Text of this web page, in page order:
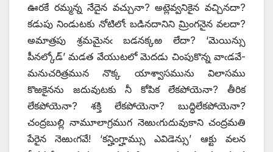
ఊరకే రమ్మన్న నేదైన వచ్చునా? అట్లెవ్వనికైన వచ్చినదా?
కడుపు నిండుటకు నోటిలోఁ బడినదానిని మ్రింగనైన వలదా?
అమాత్రపు శ్రమమైనఁ బడనక్కఱ లేదా? ‘మెయిన్సు
పీనల్కోడ్‌’ ‌మడత వేయుటలో మెదడు చింపుకొన్న వాఁడవే-
మనుచరిత్రమున నొక్క యాశ్వాసమును విలాసము
కొఱకైనను జదువుటకు నీ కోపిక లేకపోయెనా? తీరిక
లేకపోయెనా? శక్తి లేకపోయెనా? బుద్ధిలేకపోయెనా?
చంద్రబుల్లి నామూలాగ్రముగ నెఱుఁగుదువుకాని చంద్రమతి
పేరైన నెఱుఁగవే! ‘కన్హింగ్హామ్సు ఎవిడెన్సు’ ఆక్టు వలన